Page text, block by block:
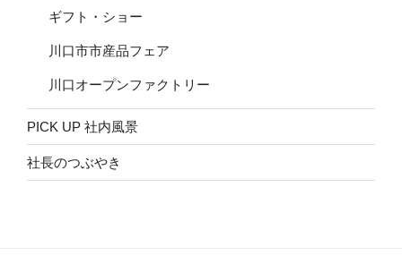
ギフト・ショー
川口市市産品フェア
川口オープンファクトリー
PICK UP 社内風景
社長のつぶやき